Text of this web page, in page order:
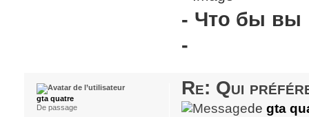
- Что бы вы
-
Re: Qui
de gta
gta quatre
De passage